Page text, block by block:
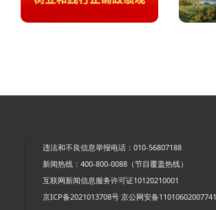
违法和不良信息举报电话：010-56807188
新闻热线：400-800-0088（节目覆盖热线）
互联网新闻信息服务许可证10120210001
京ICP备2021013708号 京公网安备11010602007741